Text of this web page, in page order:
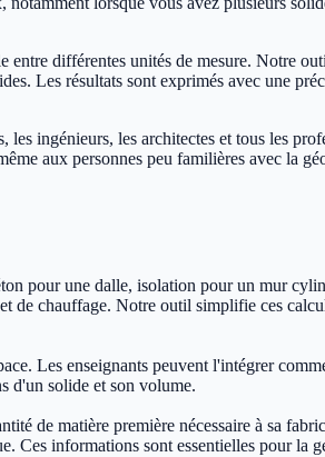
différentes unités de mesure. Notre
Les résultats sont exprimés avec une
ingénieurs, les architectes et tous les
aux personnes peu familières avec la
pour une dalle, isolation pour un mur
de chauffage. Notre outil simplifie ces
Les enseignants peuvent l'intégrer
d'un solide et son volume.
de matière première nécessaire à sa
informations sont essentielles pour la